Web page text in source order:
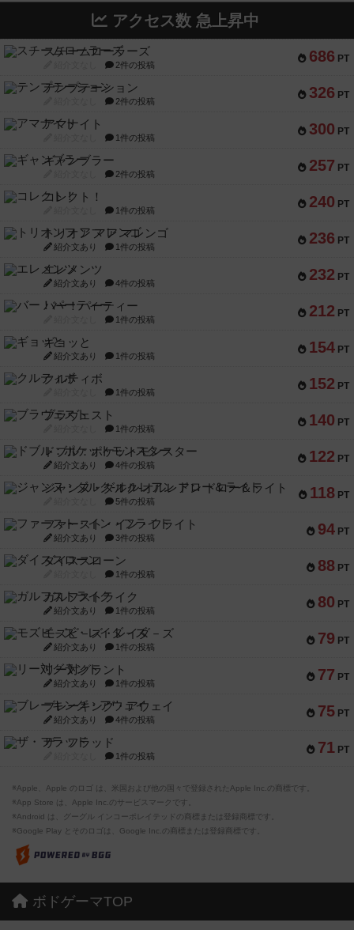
アクセス数 急上昇中
686 PT
スチームローラーズ
2件の投稿
326 PT
テンプテーション
2件の投稿
300 PT
アマナイト
1件の投稿
257 PT
ギャンブラー
2件の投稿
240 PT
コレクト！
1件の投稿
236 PT
トリオンフ ア マレンゴ
紹介文あり 1件の投稿
232 PT
エレメンツ
紹介文あり 4件の投稿
212 PT
バー！パーティー
1件の投稿
154 PT
ギョッと
紹介文あり 1件の投稿
152 PT
クルティボ
1件の投稿
140 PT
ブラヴェスト
1件の投稿
122 PT
ドブル：ポケットモンスター
紹介文あり 4件の投稿
118 PT
ジャンヌ・ダルク-オルレアン ドロー＆ライト
5件の投稿
94 PT
ファースト・イン・フライト
紹介文あり 3件の投稿
88 PT
ダイススローン
1件の投稿
80 PT
ガルフストライク
紹介文あり 1件の投稿
79 PT
モズビ－ズ・レイダ－ズ
紹介文あり 1件の投稿
77 PT
リー対グラント
紹介文あり 1件の投稿
75 PT
ブレーキング・アウェイ
紹介文あり 4件の投稿
71 PT
ザ・フラッド
1件の投稿
※Apple、Apple のロゴ は、米国および他の国々で登録されたApple Inc.の商標です。
※App Store は、Apple Inc.のサービスマークです。
※Android は、グーグル インコーポレイテッドの商標または登録商標です。
※Google Play とそのロゴは、Google Inc.の商標または登録商標です。
ボドゲーマTOP